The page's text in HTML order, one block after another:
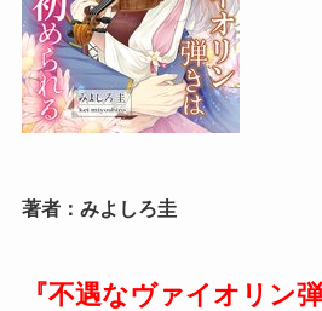
著者：みよしろ圭
『不遇なヴァイオリン